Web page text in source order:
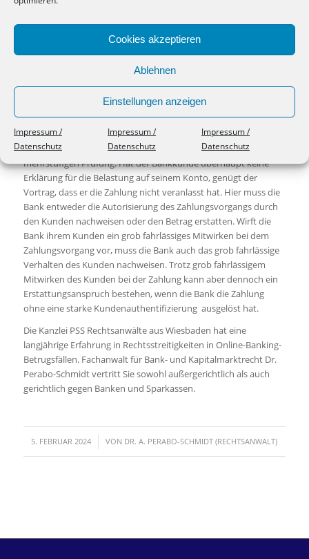
Cookies akzeptieren
Ablehnen
Einstellungen anzeigen
Impressum /
Datenschutz
Impressum /
Datenschutz
Impressum /
Datenschutz
Kunden als auch mit dem weiteren
ausgelöst wurde. Hat die Bank es versäumt, die starke
Kundenauthentifizierung bei dem streitigen Zahlungsvorgang
Ergebnis
Die Haftung der Bank für Online-Betrugs-Fälle bedarf also einer
mehrstufigen Prüfung. Hat der Bankkunde überhaupt keine
Erklärung für die Belastung auf seinem Konto, genügt der
Vortrag, dass er die Zahlung nicht veranlasst hat. Hier muss die
Bank entweder die Autorisierung des Zahlungsvorgangs durch
den Kunden nachweisen oder den Betrag erstatten. Wirft die
Bank ihrem Kunden ein grob fahrlässiges Mitwirken bei dem
Zahlungsvorgang vor, muss die Bank auch das grob fahrlässige
Verhalten des Kunden nachweisen. Trotz grob fahrlässigem
Mitwirken des Kunden bei der Zahlung kann aber dennoch ein
Erstattungsanspruch bestehen, wenn die Bank die Zahlung
ohne eine starke Kundenauthentifizierung ausgelöst hat.
Die Kanzlei PSS Rechtsanwälte aus Wiesbaden hat eine
langjährige Erfahrung in Rechtsstreitigkeiten in Online-Banking-
Betrugsfällen. Fachanwalt für Bank- und Kapitalmarktrecht Dr.
Perabo-Schmidt vertritt Sie sowohl außergerichtlich als auch
gerichtlich gegen Banken und Sparkassen.
5. FEBRUAR 2024
/ VON DR. A. PERABO-SCHMIDT (RECHTSANWALT)